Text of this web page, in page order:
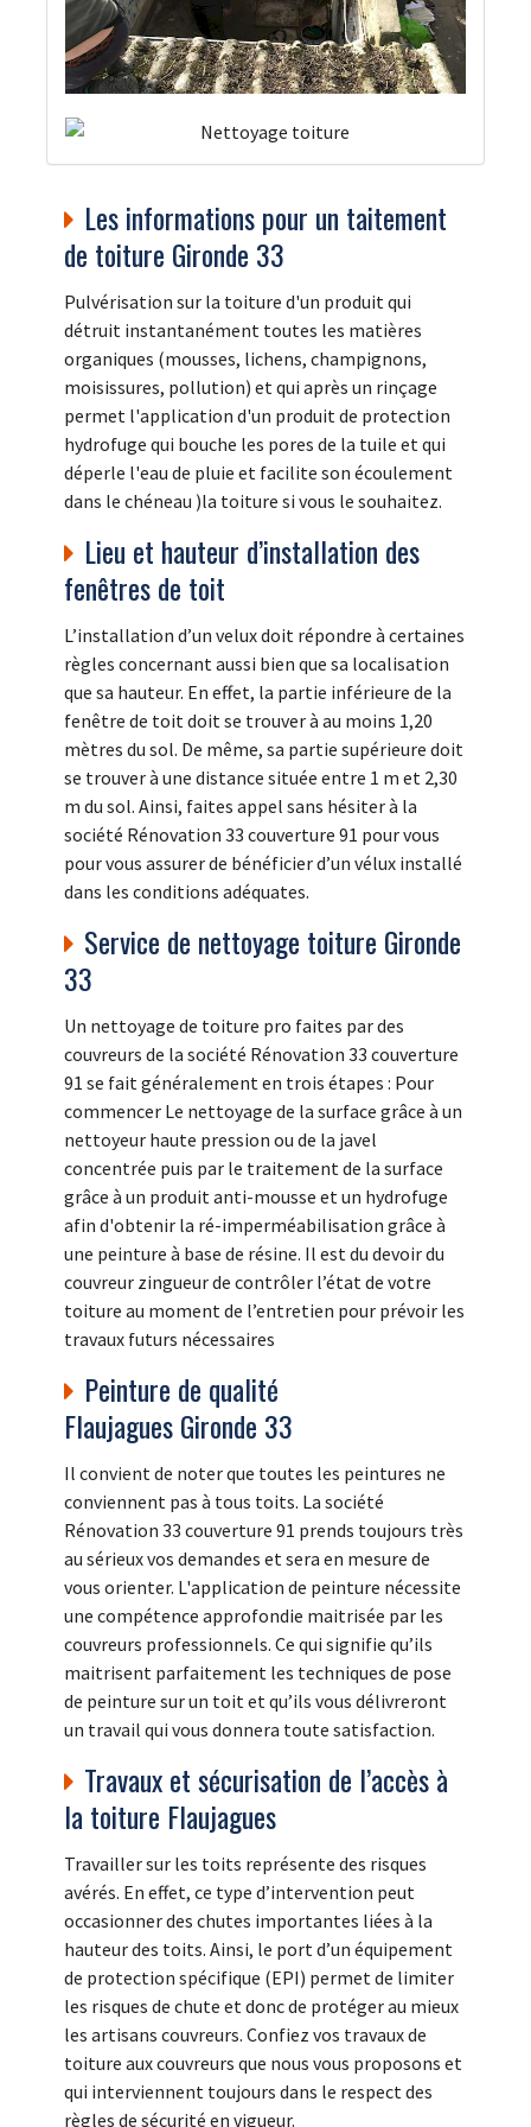
Les informations pour un taitement
de toiture Gironde 33
Pulvérisation sur la toiture d'un produit qui
détruit instantanément toutes les matières
organiques (mousses, lichens, champignons,
moisissures, pollution) et qui après un rinçage
permet l'application d'un produit de protection
hydrofuge qui bouche les pores de la tuile et qui
déperle l'eau de pluie et facilite son écoulement
dans le chéneau )la toiture si vous le souhaitez.
Lieu et hauteur d’installation des
fenêtres de toit
L’installation d’un velux doit répondre à certaines
règles concernant aussi bien que sa localisation
que sa hauteur. En effet, la partie inférieure de la
fenêtre de toit doit se trouver à au moins 1,20
mètres du sol. De même, sa partie supérieure doit
se trouver à une distance située entre 1 m et 2,30
m du sol. Ainsi, faites appel sans hésiter à la
société Rénovation 33 couverture 91 pour vous
pour vous assurer de bénéficier d’un vélux installé
dans les conditions adéquates.
Service de nettoyage toiture Gironde
33
Un nettoyage de toiture pro faites par des
couvreurs de la société Rénovation 33 couverture
91 se fait généralement en trois étapes : Pour
commencer Le nettoyage de la surface grâce à un
nettoyeur haute pression ou de la javel
concentrée puis par le traitement de la surface
grâce à un produit anti-mousse et un hydrofuge
afin d'obtenir la ré-imperméabilisation grâce à
une peinture à base de résine. Il est du devoir du
couvreur zingueur de contrôler l’état de votre
toiture au moment de l’entretien pour prévoir les
travaux futurs nécessaires
Peinture de qualité
Flaujagues Gironde 33
Il convient de noter que toutes les peintures ne
conviennent pas à tous toits. La société
Rénovation 33 couverture 91 prends toujours très
au sérieux vos demandes et sera en mesure de
vous orienter. L'application de peinture nécessite
une compétence approfondie maitrisée par les
couvreurs professionnels. Ce qui signifie qu’ils
maitrisent parfaitement les techniques de pose
de peinture sur un toit et qu’ils vous délivreront
un travail qui vous donnera toute satisfaction.
Travaux et sécurisation de l’accès à
la toiture Flaujagues
Travailler sur les toits représente des risques
avérés. En effet, ce type d’intervention peut
occasionner des chutes importantes liées à la
hauteur des toits. Ainsi, le port d’un équipement
de protection spécifique (EPI) permet de limiter
les risques de chute et donc de protéger au mieux
les artisans couvreurs. Confiez vos travaux de
toiture aux couvreurs que nous vous proposons et
qui interviennent toujours dans le respect des
règles de sécurité en vigueur.